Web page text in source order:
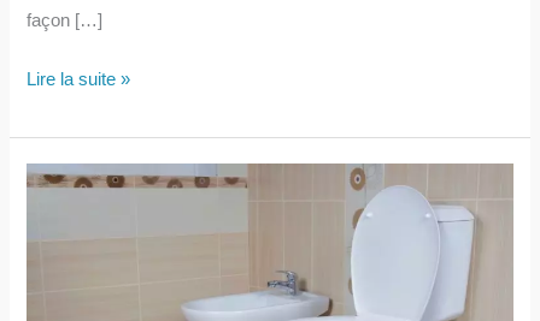
façon […]
De
couleur
peindre
portes
Lire la suite »